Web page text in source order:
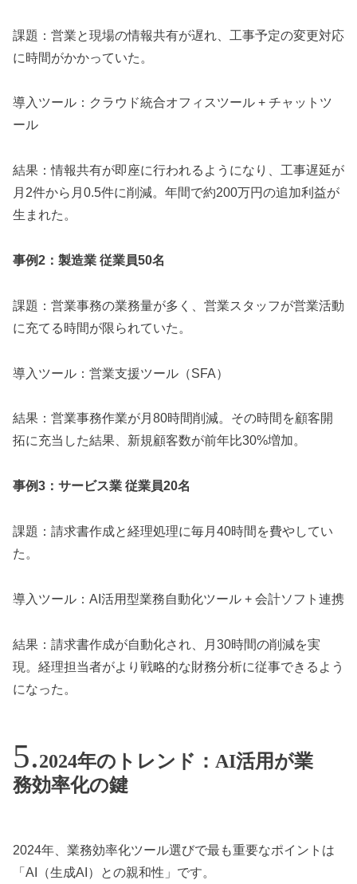
課題：営業と現場の情報共有が遅れ、工事予定の変更対応
に時間がかかっていた。
導入ツール：クラウド統合オフィスツール + チャットツ
ール
結果：情報共有が即座に行われるようになり、工事遅延が
月2件から月0.5件に削減。年間で約200万円の追加利益が
生まれた。
事例2：製造業 従業員50名
課題：営業事務の業務量が多く、営業スタッフが営業活動
に充てる時間が限られていた。
導入ツール：営業支援ツール（SFA）
結果：営業事務作業が月80時間削減。その時間を顧客開
拓に充当した結果、新規顧客数が前年比30%増加。
事例3：サービス業 従業員20名
課題：請求書作成と経理処理に毎月40時間を費やしてい
た。
導入ツール：AI活用型業務自動化ツール + 会計ソフト連携
結果：請求書作成が自動化され、月30時間の削減を実
現。経理担当者がより戦略的な財務分析に従事できるよう
になった。
2024年のトレンド：AI活用が業
務効率化の鍵
2024年、業務効率化ツール選びで最も重要なポイントは
「AI（生成AI）との親和性」です。